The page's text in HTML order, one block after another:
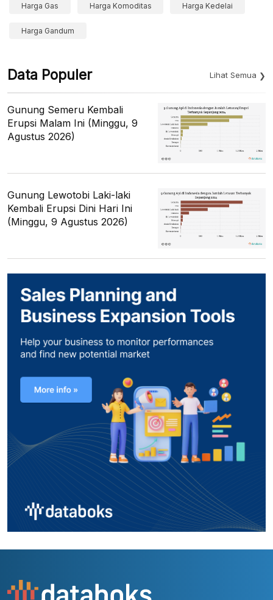
Harga Gas Harga Komoditas Harga Kedelai
Harga Gandum
Data Populer Lihat Semua
Gunung Semeru Kembali
Erupsi Malam Ini (Minggu, 9
Agustus 2026)
Gunung Lewotobi Laki-laki
Kembali Erupsi Dini Hari Ini
(Minggu, 9 Agustus 2026)